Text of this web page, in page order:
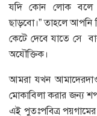
যদি কোন লোক বলে
ছাড়বো।” তাহলে আপনি
কেটে দেবে যাতে সে
অযৌক্তিক।
আমরা যখন
মোকাবিলা করার জন্য
এই পুতঃপবিত্র